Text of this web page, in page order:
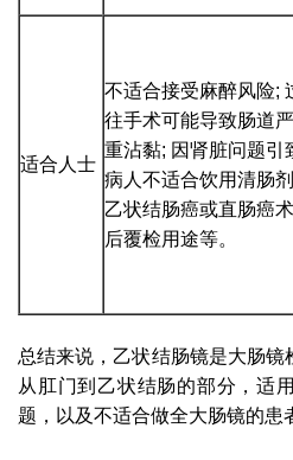
适合人士
不适合接受麻醉风险;
往手术可能导致肠道严
重沾黏; 因肾脏问题引
病人不适合饮用清肠
乙状结肠癌或直肠癌术
后覆检用途等。
总结来说，乙状结肠镜是大肠
从肛门到乙状结肠的部分，适
题，以及不适合做全大肠镜的患